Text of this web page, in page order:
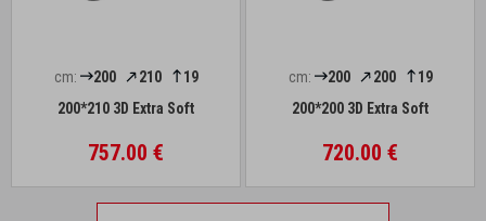
cm: 200 210
19
200*210 3D Extra Soft
757.00 €
cm: 200 200
19
200*200 3D Extra Soft
720.00 €